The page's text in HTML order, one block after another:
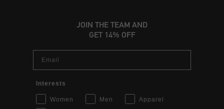
JOIN THE TEAM AND
GET 14% OFF
Interests
Women Men
Apparel